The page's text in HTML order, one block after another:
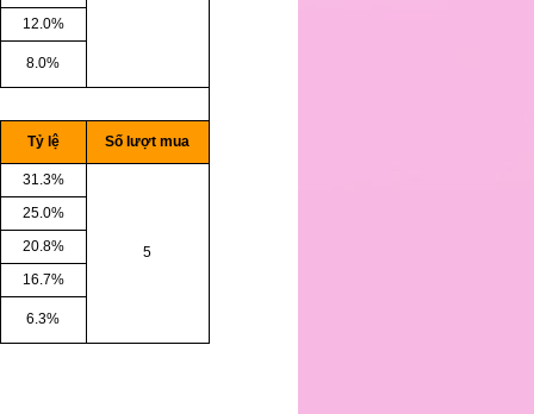
12.0%
8.0%
Tỷ lệ Số lượt mua
31.3%
5
25.0%
20.8%
16.7%
6.3%